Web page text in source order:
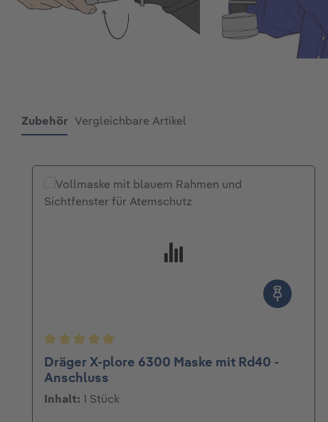
Zubehör Vergleichbare Artikel
Durchschnittliche Bewertung von 5 von 5 Sternen
Dräger X-plore 6300 Maske mit Rd40 -
Anschluss
Inhalt: 1 Stück